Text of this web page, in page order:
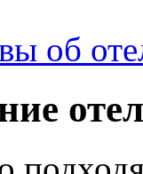
об